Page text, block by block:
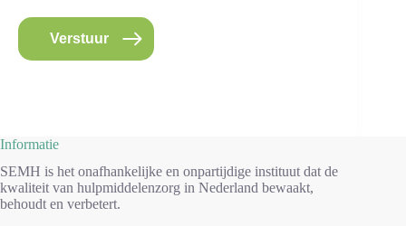
Verstuur
Informatie
SEMH is het onafhankelijke en onpartijdige instituut dat de
kwaliteit van hulpmiddelenzorg in Nederland bewaakt,
behoudt en verbetert.